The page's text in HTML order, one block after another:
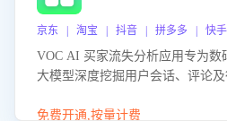
京东 | 淘宝 | 抖音 | 拼多多 | 快手
VOC AI 买家流失分析应用专为
大模型深度挖掘用户会话、评论
应延迟、竞品价格冲击等。系统自
免费开通,按量计费